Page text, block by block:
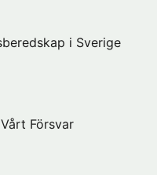
i Sverige
Försvar